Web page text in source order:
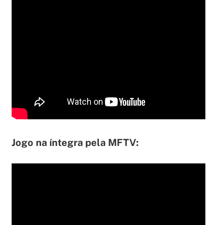
Jogo na íntegra pela MFTV: